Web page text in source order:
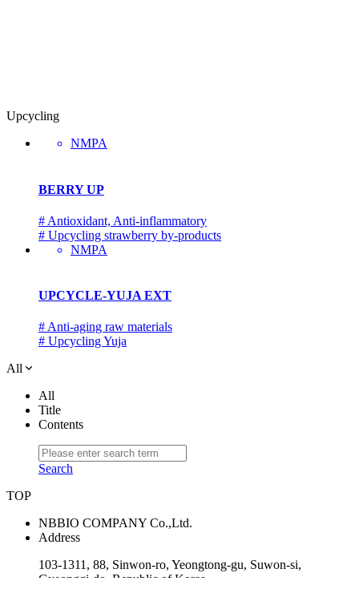
Upcycling
NMPA
BERRY UP
# Antioxidant, Anti-inflammatory
# Upcycling strawberry by-products
NMPA
UPCYCLE-YUJA EXT
# Anti-aging raw materials
# Upcycling Yuja
All
All
Title
Contents
Search
TOP
NBBIO COMPANY Co.,Ltd.
Address
103-1311, 88, Sinwon-ro, Yeongtong-gu, Suwon-si,
Gyeonggi-do, Republic of Korea